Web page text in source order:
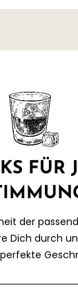
THIER
FÜR
der
Dich durch